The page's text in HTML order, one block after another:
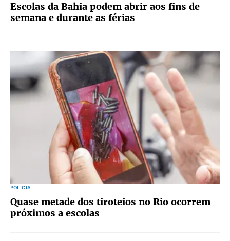
Escolas da Bahia podem abrir aos fins de
semana e durante as férias
POLÍCIA
Quase metade dos tiroteios no Rio ocorrem
próximos a escolas